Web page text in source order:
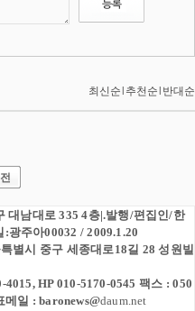
대남대로 335 4층|.발행/편집인/한
:광주아00032 / 2009.1.20
별시 중구 세종대로18길 28 성원빌
4015, HP 010-5170-0545 팩스 : 050
메일 :baronews@daum.net